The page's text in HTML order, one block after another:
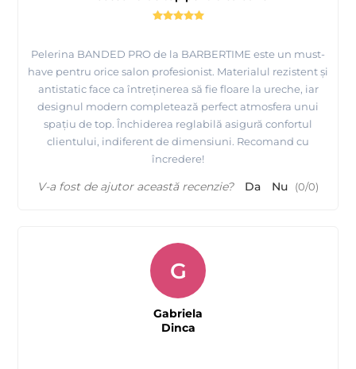
Pelerina BANDED PRO de la BARBERTIME este un must-
have pentru orice salon profesionist. Materialul rezistent și
antistatic face ca întreținerea să fie floare la ureche, iar
designul modern completează perfect atmosfera unui
spațiu de top. Închiderea reglabilă asigură confortul
clientului, indiferent de dimensiuni. Recomand cu
încredere!
V-a fost de ajutor această recenzie? Da Nu (0/0)
G
Gabriela
Dinca